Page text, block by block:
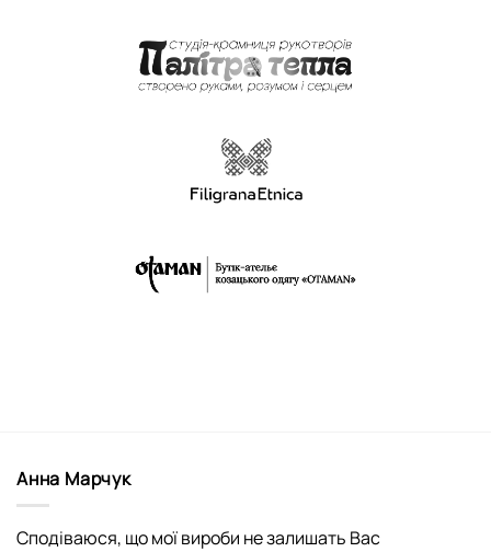
Анна Марчук
Сподіваюся, що мої вироби не залишать Вас